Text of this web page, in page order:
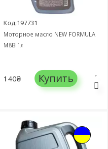
Код:197731
Моторное масло NEW FORMULA
М8В 1л
140₴ Купить